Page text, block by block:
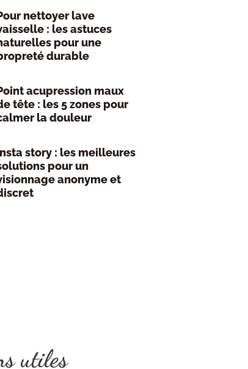
nettoyer lave
: les astuces
pour une
durable
acupression maux
tête : les 5 zones pour
la douleur
story : les meilleures
pour un
anonyme et
utiles